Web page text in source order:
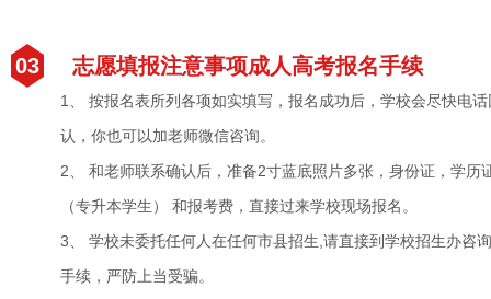
03 志愿填报注意事项成人高考报名手续
1、 按报名表所列各项如实填写，报名成功后，学校会尽快电
认，你也可以加老师微信咨询。
2、 和老师联系确认后，准备2寸蓝底照片多张，身份证，学历
（专升本学生） 和报考费，直接过来学校现场报名。
3、 学校未委托任何人在任何市县招生,请直接到学校招生办咨
手续，严防上当受骗。